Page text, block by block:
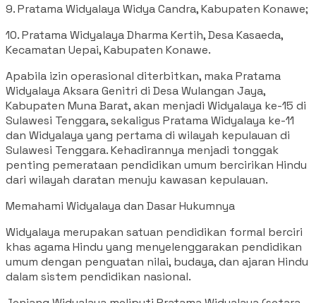
9. Pratama Widyalaya Widya Candra, Kabupaten Konawe;
10. Pratama Widyalaya Dharma Kertih, Desa Kasaeda,
Kecamatan Uepai, Kabupaten Konawe.
Apabila izin operasional diterbitkan, maka Pratama
Widyalaya Aksara Genitri di Desa Wulangan Jaya,
Kabupaten Muna Barat, akan menjadi Widyalaya ke-15 di
Sulawesi Tenggara, sekaligus Pratama Widyalaya ke-11
dan Widyalaya yang pertama di wilayah kepulauan di
Sulawesi Tenggara. Kehadirannya menjadi tonggak
penting pemerataan pendidikan umum bercirikan Hindu
dari wilayah daratan menuju kawasan kepulauan.
Memahami Widyalaya dan Dasar Hukumnya
Widyalaya merupakan satuan pendidikan formal berciri
khas agama Hindu yang menyelenggarakan pendidikan
umum dengan penguatan nilai, budaya, dan ajaran Hindu
dalam sistem pendidikan nasional.